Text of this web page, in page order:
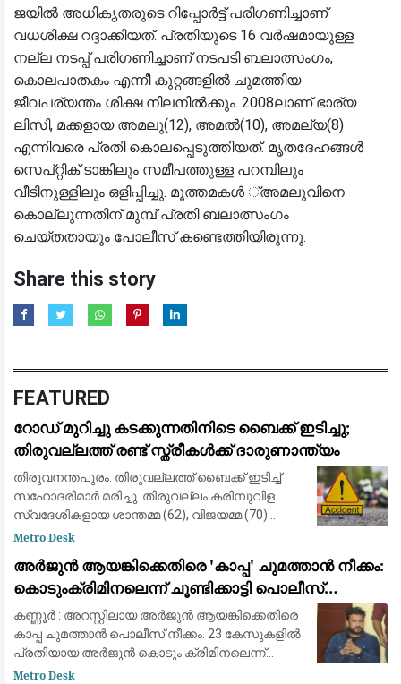
ജയിൽ അധികൃതരുടെ റിപ്പോർട്ട് പരിഗണിച്ചാണ്
വധശിക്ഷ റദ്ദാക്കിയത്. പ്രതിയുടെ 16 വർഷമായുള്ള
നല്ല നടപ്പ് പരിഗണിച്ചാണ് നടപടി ബലാത്സംഗം,
കൊലപാതകം എന്നീ കുറ്റങ്ങളിൽ ചുമത്തിയ
ജീവപര്യന്തം ശിക്ഷ നിലനിൽക്കും. 2008ലാണ് ഭാര്യ
ലിസി, മക്കളായ അമലു(12), അമൽ(10), അമല്യ(8)
എന്നിവരെ പ്രതി കൊലപ്പെടുത്തിയത്. മൃതദേഹങ്ങൾ
സെപ്റ്റിക് ടാങ്കിലും സമീപത്തുള്ള പറമ്പിലും
വീടിനുള്ളിലും ഒളിപ്പിച്ചു. മൂത്തമകൾ ്അമലുവിനെ
കൊല്ലുന്നതിന് മുമ്പ് പ്രതി ബലാത്സംഗം
ചെയ്തതായും പോലീസ് കണ്ടെത്തിയിരുന്നു.
Share this story
FEATURED
റോഡ് മുറിച്ചു കടക്കുന്നതിനിടെ ബൈക്ക് ഇടിച്ചു;
തിരുവല്ലത്ത് രണ്ട് സ്ത്രീകള്‍ക്ക് ദാരുണാന്ത്യം
തിരുവനന്തപുരം: തിരുവല്ലത്ത് ബൈക്ക് ഇടിച്ച്
സഹോദരിമാര്‍ മരിച്ചു. തിരുവല്ലം കരിമ്പുവിള
സ്വദേശികളായ ശാന്തമ്മ (62), വിജയമ്മ (70)
എന്നിവരാണ് മരിച്ചത്. ഇന്ന് രാവിലെ തിരുവല്ലം
Metro Desk
അർജുൻ ആയങ്കിക്കെതിരെ 'കാപ്പ' ചുമത്താൻ നീക്കം:
കൊടുംക്രിമിനലെന്ന് ചൂണ്ടിക്കാട്ടി പൊലീസ്
റിപ്പോർട്ട് നൽകും
കണ്ണൂർ : അറസ്റ്റിലായ അർജുൻ ആയങ്കിക്കെതിരെ
കാപ്പ ചുമത്താൻ പൊലീസ് നീക്കം. 23 കേസുകളിൽ
പ്രതിയായ അർജുൻ കൊടും ക്രിമിനലെന്ന്
പൊലീസ് റിപ്പോർട്ട് നൽകും. അർജുനെതിരെ രണ്ട്
Metro Desk